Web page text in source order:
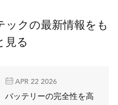
ックの最新情報をも
見る
 APR 22 2026
バッテリーの完全性を高